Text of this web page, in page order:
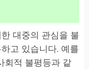
대중의 관심을 불
고 있습니다. 예를
회적 불평등과 같